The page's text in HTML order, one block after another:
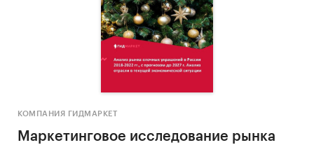
КОМПАНИЯ ГИДМАРКЕТ
Маркетинговое исследование рынка